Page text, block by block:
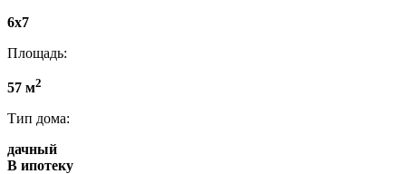
6х7
Площадь:
57 м2
Тип дома:
дачный
В ипотеку